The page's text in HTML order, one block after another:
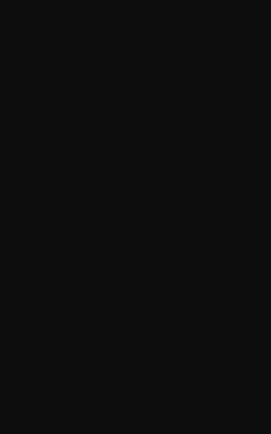
null);
VARCHAR);");